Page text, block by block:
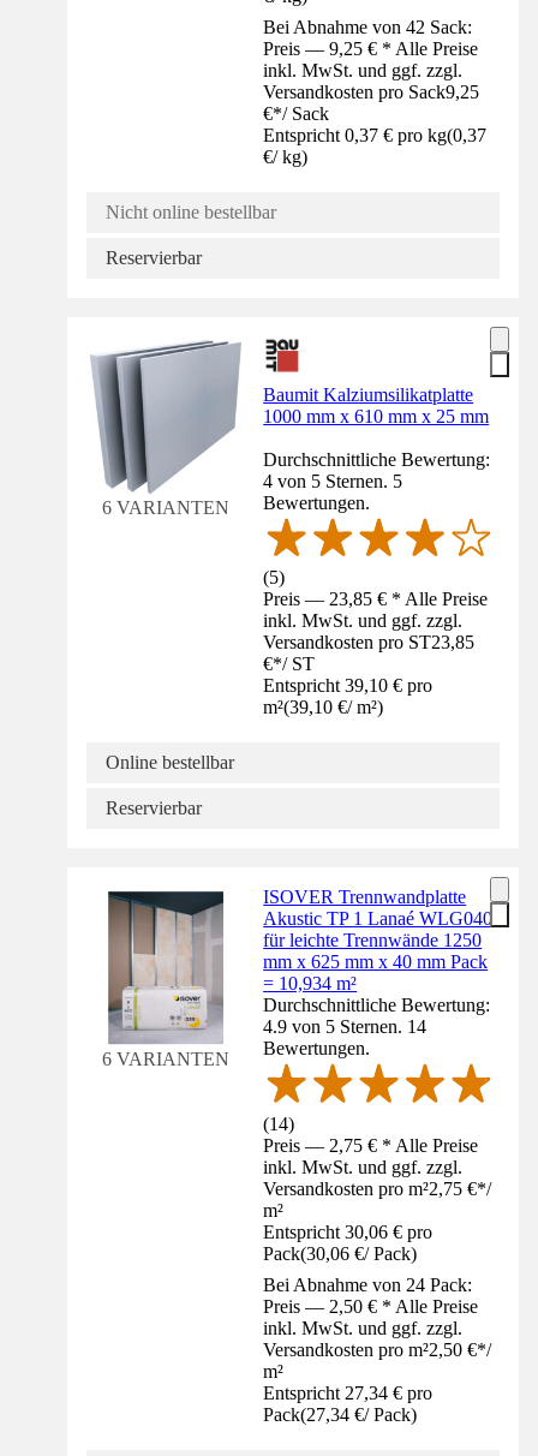
Bei Abnahme von 42 Sack:
Preis — 9,25 € * Alle Preise
inkl. MwSt. und ggf. zzgl.
Versandkosten pro Sack9,25
€*/ Sack
Entspricht 0,37 € pro kg(0,37
€/ kg)
Nicht online bestellbar
Reservierbar
6 VARIANTEN
Baumit Kalziumsilikatplatte
1000 mm x 610 mm x 25 mm
Durchschnittliche Bewertung:
4 von 5 Sternen. 5
Bewertungen.
(5)
Preis — 23,85 € * Alle Preise
inkl. MwSt. und ggf. zzgl.
Versandkosten pro ST23,85
€*/ ST
Entspricht 39,10 € pro
m²(39,10 €/ m²)
Online bestellbar
Reservierbar
6 VARIANTEN
ISOVER Trennwandplatte
Akustic TP 1 Lanaé WLG040
für leichte Trennwände 1250
mm x 625 mm x 40 mm Pack
= 10,934 m²
Durchschnittliche Bewertung:
4.9 von 5 Sternen. 14
Bewertungen.
(14)
Preis — 2,75 € * Alle Preise
inkl. MwSt. und ggf. zzgl.
Versandkosten pro m²2,75 €*/
m²
Entspricht 30,06 € pro
Pack(30,06 €/ Pack)
Bei Abnahme von 24 Pack:
Preis — 2,50 € * Alle Preise
inkl. MwSt. und ggf. zzgl.
Versandkosten pro m²2,50 €*/
m²
Entspricht 27,34 € pro
Pack(27,34 €/ Pack)